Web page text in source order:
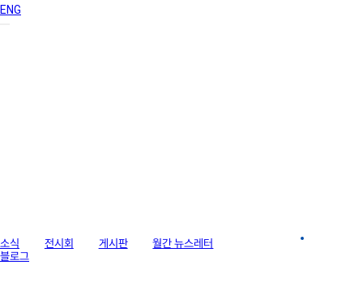
ENG
소식 전시회 게시판 월간 뉴스레터
블로그